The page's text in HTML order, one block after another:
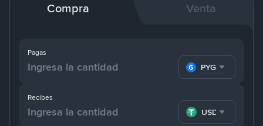
Compra Venta
Pagas
PYG
Recibes
USDT